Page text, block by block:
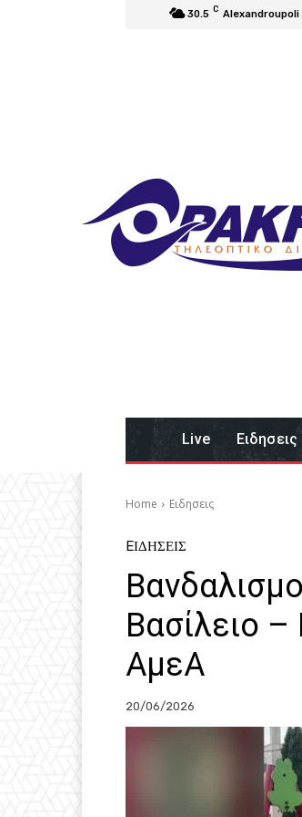
30.5 C Alexandroupoli
Live Eιδησεις
Home Eιδησεις
EΙΔΗΣΕΙΣ
Βασίλειο –
ΑμεΑ
20/06/2026